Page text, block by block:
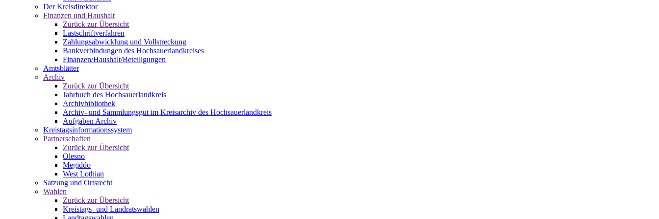
Der Kreisdirektor
Finanzen und Haushalt
Zurück zur Übersicht
Lastschriftverfahren
Zahlungsabwicklung und Vollstreckung
Bankverbindungen des Hochsauerlandkreises
Finanzen/Haushalt/Beteiligungen
Amtsblätter
Archiv
Zurück zur Übersicht
Jahrbuch des Hochsauerlandkreis
Archivbibliothek
Archiv- und Sammlungsgut im Kreisarchiv des Hochsauerlandkreis
Aufgaben Archiv
Kreistagsinformationssystem
Partnerschaften
Zurück zur Übersicht
Olesno
Megiddo
West Lothian
Satzung und Ortsrecht
Wahlen
Zurück zur Übersicht
Kreistags- und Landratswahlen